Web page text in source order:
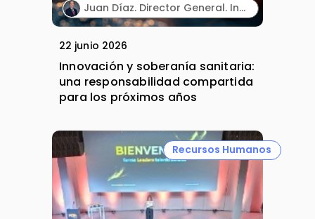
Juan Díaz. Director General. Incyte España.
22 junio 2026
Innovación y soberanía sanitaria:
una responsabilidad compartida
para los próximos años
Recursos Humanos